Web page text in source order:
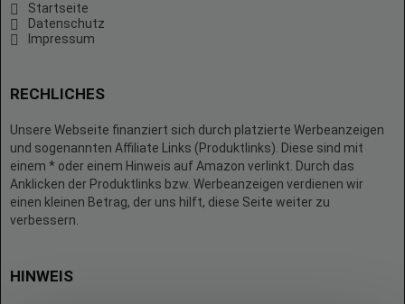
Startseite
Datenschutz
Impressum
RECHLICHES
Unsere Webseite finanziert sich durch platzierte Werbeanzeigen
und sogenannten Affiliate Links (Produktlinks). Diese sind mit
einem * oder einem Hinweis auf Amazon verlinkt. Durch das
Anklicken der Produktlinks bzw. Werbeanzeigen verdienen wir
einen kleinen Betrag, der uns hilft, diese Seite weiter zu
verbessern.
HINWEIS